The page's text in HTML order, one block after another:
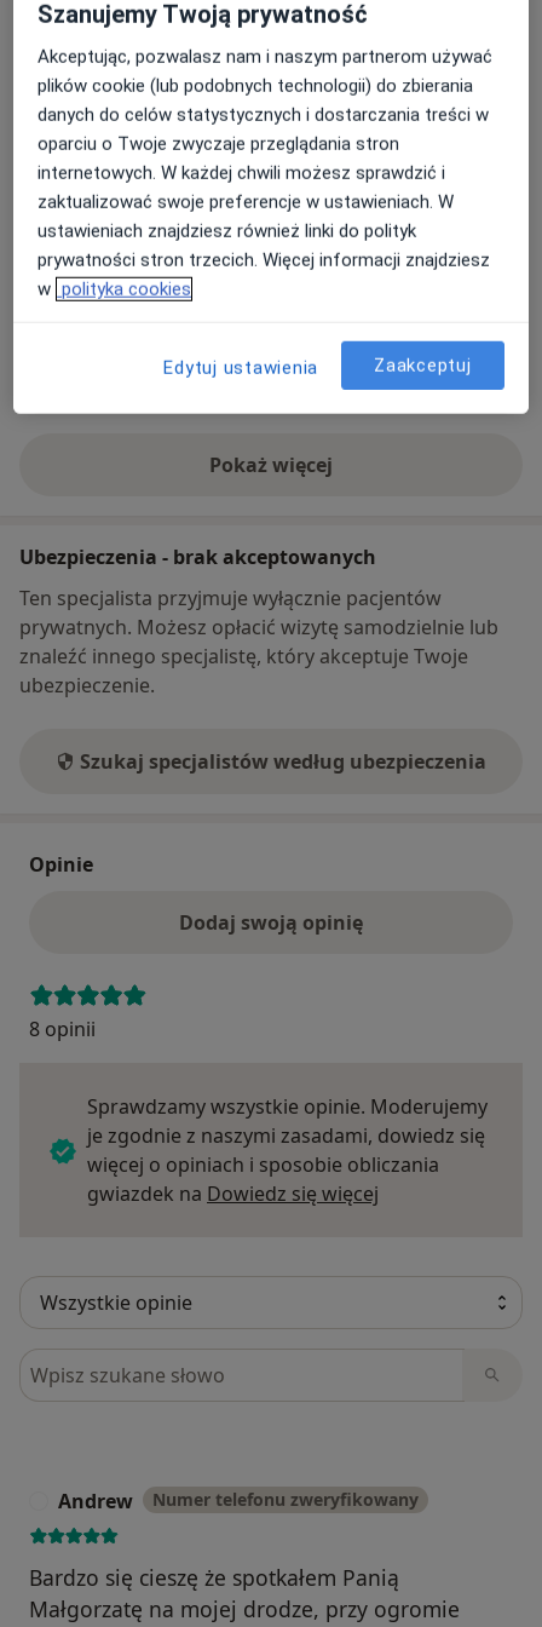
Adres 1 Adres 2
Gabinet psychoterapii, ul.Starowiejska
26/4, Gdynia
ul. Starowiejska 26/4,81-353Gdynia
Powiększ mapęotwiera się w nowej karcie
Co mam zrobić w tej sytuacji?
Pokaż więcej
o adresie
Ubezpieczenia - brak akceptowanych
Ten specjalista przyjmuje wyłącznie pacjentów
prywatnych. Możesz opłacić wizytę samodzielnie lub
znaleźć innego specjalistę, który akceptuje Twoje
ubezpieczenie.
Szukaj specjalistów według ubezpieczenia
Opinie
Dodaj swoją opinię
8 opinii
Sprawdzamy wszystkie opinie. Moderujemy
je zgodnie z naszymi zasadami, dowiedz się
więcej o opiniach i sposobie obliczania
gwiazdek na Dowiedz się więcej
Szukaj w opiniach
Andrew Numer telefonu zweryfikowany
Bardzo się cieszę że spotkałem Panią
Małgorzatę na mojej drodze, przy ogromie
Szanujemy Twoją prywatność
Akceptując, pozwalasz nam i naszym partnerom używać
plików cookie (lub podobnych technologii) do zbierania
danych do celów statystycznych i dostarczania treści w
oparciu o Twoje zwyczaje przeglądania stron
internetowych. W każdej chwili możesz sprawdzić i
zaktualizować swoje preferencje w ustawieniach. W
ustawieniach znajdziesz również linki do polityk
prywatności stron trzecich. Więcej informacji znajdziesz
w polityka cookies
Edytuj ustawienia Zaakceptuj